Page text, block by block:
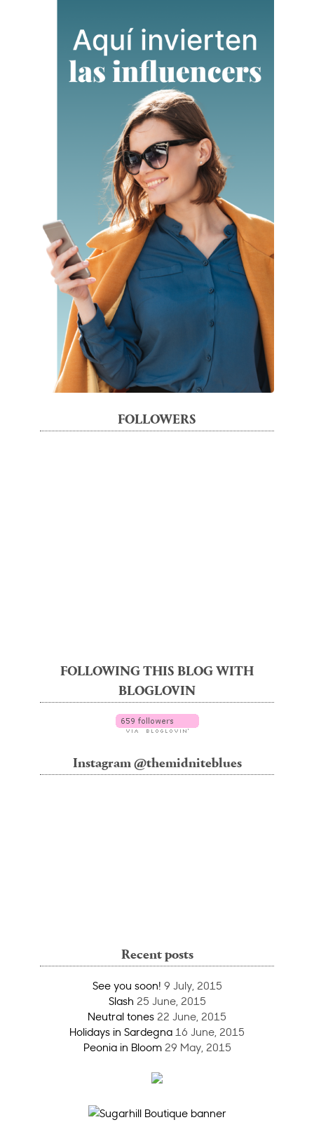
FOLLOWERS
FOLLOWING THIS BLOG WITH
BLOGLOVIN
Instagram @themidniteblues
Recent posts
See you soon! 9 July, 2015
Slash 25 June, 2015
Neutral tones 22 June, 2015
Holidays in Sardegna 16 June, 2015
Peonia in Bloom 29 May, 2015